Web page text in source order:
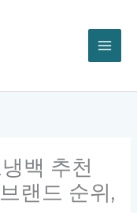
백 추천
랜드 순위,